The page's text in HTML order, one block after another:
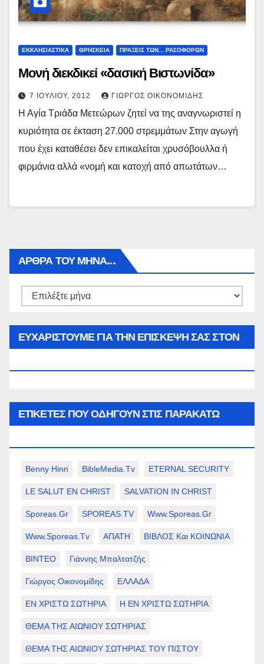
ΕΚΚΛΗΣΙΑΣΤΙΚΑ ΘΡΗΣΚΕΙΑ ΠΡΑΞΕΙΣ ΤΩΝ... ΡΑΣΟΦΟΡΩΝ
Μονή διεκδικεί «δασική Βιστωνίδα»
7 ΙΟΥΛΊΟΥ, 2012 ΓΙΏΡΓΟΣ ΟΙΚΟΝΟΜΊΔΗΣ
Η Αγία Τριάδα Μετεώρων ζητεί να της αναγνωριστεί η
κυριότητα σε έκταση 27.000 στρεμμάτων Στην αγωγή
που έχει καταθέσει δεν επικαλείται χρυσόβουλλα ή
φιρμάνια αλλά «νομή και κατοχή από απωτάτων…
ΑΡΘΡΑ ΤΟΥ ΜΉΝΑ…
Αρθρα
ΕΥΧΑΡΙΣΤΟΥΜΕ ΓΙΑ ΤΗΝ ΕΠΙΣΚΕΨΗ ΣΑΣ ΣΤΟΝ
ΕΤΙΚΈΤΕΣ ΠΟΥ ΟΔΗΓΟΎΝ ΣΤΙΣ ΠΑΡΑΚΆΤΩ
Benny Hinn BibleMedia.tv ETERNAL SECURITY
LE SALUT EN CHRIST SALVATION IN CHRIST
Sporeas.gr SPOREAS.TV Www.sporeas.gr
Www.sporeas.tv ΑΠΑΤΗ ΒΙΒΛΟΣ Και ΚΟΙΝΩΝΙΑ
ΒΙΝΤΕΟ Γιάννης Μπαλτατζής
Γιώργος Οικονομίδης ΕΛΛΑΔΑ
ΕΝ ΧΡΙΣΤΩ ΣΩΤΗΡΙΑ Η ΕΝ ΧΡΙΣΤΩ ΣΩΤΗΡΙΑ
ΘΕΜΑ ΤΗΣ ΑΙΩΝΙΟΥ ΣΩΤΗΡΙΑΣ
ΘΕΜΑ ΤΗΣ ΑΙΩΝΙΟΥ ΣΩΤΗΡΙΑΣ ΤΟΥ ΠΙΣΤΟΥ